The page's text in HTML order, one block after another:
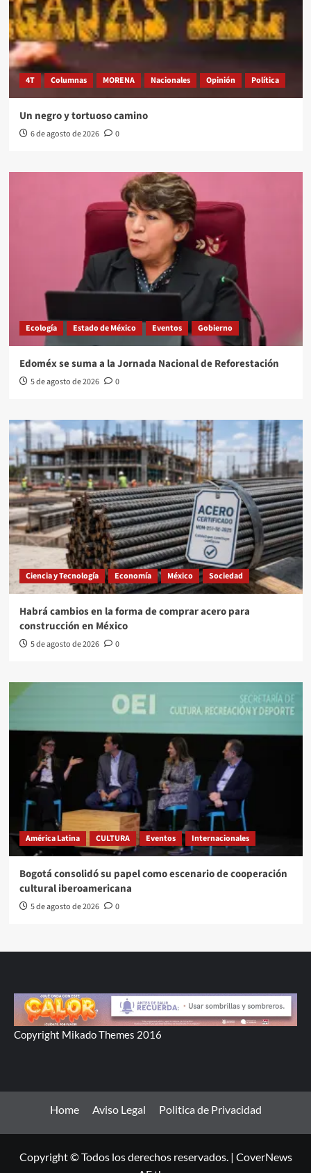
4T Columnas MORENA Nacionales Opinión Política
Un negro y tortuoso camino
6 de agosto de 2026 0
Ecología Estado de México Eventos Gobierno
Edoméx se suma a la Jornada Nacional de Reforestación
5 de agosto de 2026 0
Ciencia y Tecnología Economía México Sociedad
Habrá cambios en la forma de comprar acero para
construcción en México
5 de agosto de 2026 0
América Latina CULTURA Eventos Internacionales
Bogotá consolidó su papel como escenario de cooperación
cultural iberoamericana
5 de agosto de 2026 0
Copyright Mikado Themes 2016
Home Aviso Legal Politica de Privacidad
Copyright © Todos los derechos reservados. | CoverNews